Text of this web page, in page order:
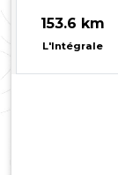
153.6 km
L'Intégrale